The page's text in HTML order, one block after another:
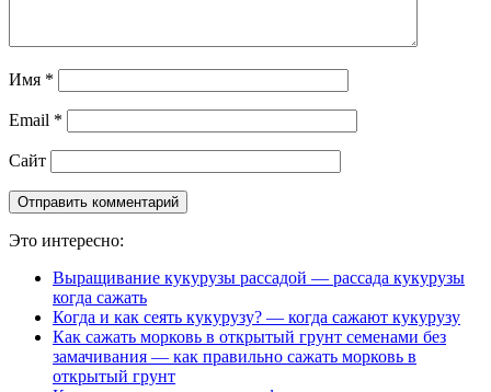
Имя *
Email *
Сайт
Это интересно:
Выращивание кукурузы рассадой — рассада кукурузы
когда сажать
Когда и как сеять кукурузу? — когда сажают кукурузу
Как сажать морковь в открытый грунт семенами без
замачивания — как правильно сажать морковь в
открытый грунт